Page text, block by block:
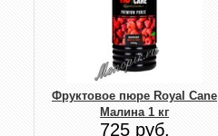
Фруктовое пюре Royal Cane
Малина 1 кг
725 руб.